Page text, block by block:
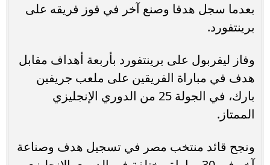
بعدما سجل هدفا وصنع آخر في فوز فريقه على
برينتفورد.
وفاز ليفربول على برينتفورد بأربعة أهداف مقابل
هدف في مباراة الفريقين على ملعب جريفين
بارك، في الجولة 25 من الدوري الإنجليزي
الممتاز.
ونجح قائد منتخب مصر في تسجيل هدف وصناعة